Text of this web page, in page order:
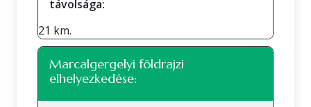
távolsága:
21 km.
Marcalgergelyi földrajzi
elhelyezkedése: